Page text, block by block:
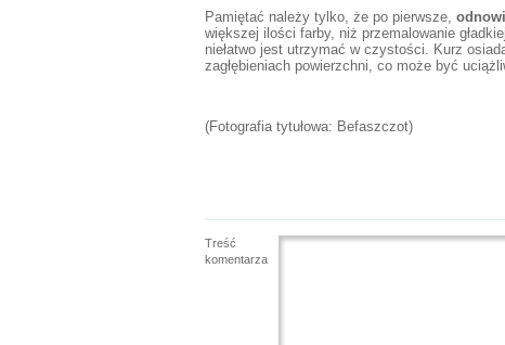
Pamiętać należy tylko, że po pierwsze,
większej ilości farby, niż przemalowanie
niełatwo jest utrzymać w czystości. Kurz
zagłębieniach powierzchni, co może być
(Fotografia tytułowa: Befaszczot)
Treść
komentarza